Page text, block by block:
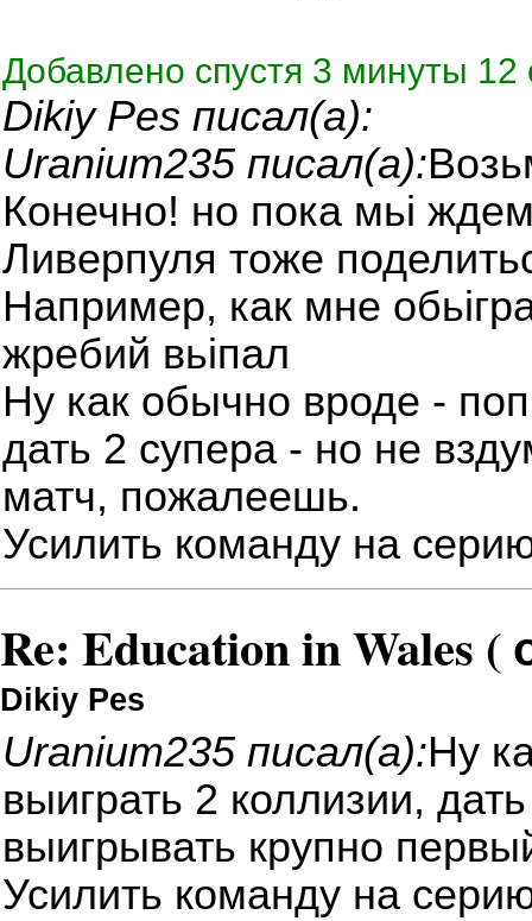
Добавлено спустя 3 минуты 12
Dikiy Pes писал(а):
Uranium235 писал(а):
Конечно! но пока мьі
Ливерпуля тоже
Например, как мне
жребий вьіпал
Ну как обычно вроде -
дать 2 супера - но не
матч, пожалеешь.
Усилить команду на
Re: Education in Wales
Dikiy Pes
Uranium235 писал(а):Ну
выиграть 2 коллизии,
выигрывать крупно
Усилить команду на